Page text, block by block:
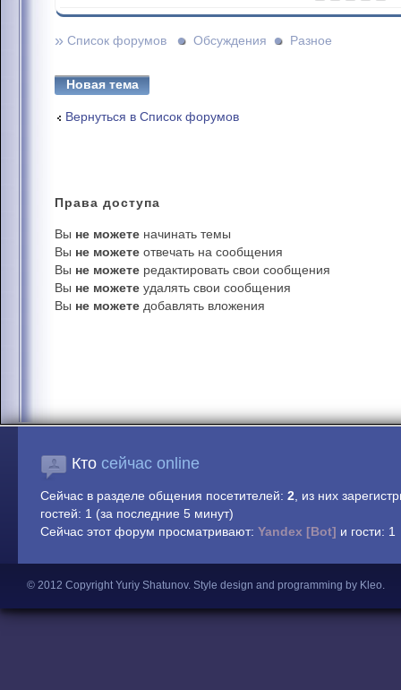
» Список форумов Обсуждения Разное
Новая тема
Вернуться в Список форумов
Права доступа
Вы не можете начинать темы
Вы не можете отвечать на сообщения
Вы не можете редактировать свои сообщения
Вы не можете удалять свои сообщения
Вы не можете добавлять вложения
Кто сейчас online
Сейчас в разделе общения посетителей: 2, из них
гостей: 1 (за последние 5 минут)
Сейчас этот форум просматривают: Yandex [Bot] и гости: 1
© 2012 Copyright Yuriy Shatunov. Style design and programming by Kleo.